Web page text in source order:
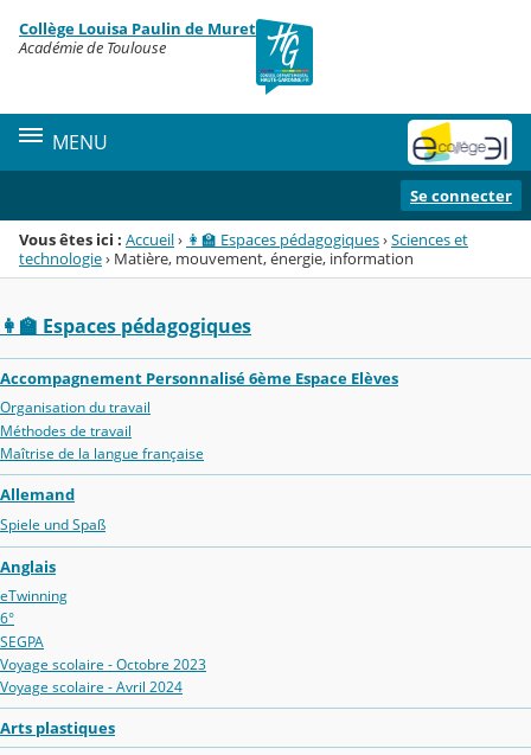
Menu de la rubrique
Contenu
Collège Louisa Paulin de Muret
Académie de Toulouse
MENU
Se connecter
Vous êtes ici : Accueil› 👩‍🏫 Espaces pédagogiques›Sciences et
technologie› Matière, mouvement, énergie, information
👩‍🏫 Espaces pédagogiques
Accompagnement Personnalisé 6ème Espace Elèves
Organisation du travail
Méthodes de travail
Maîtrise de la langue française
Allemand
Spiele und Spaß
Anglais
eTwinning
6°
SEGPA
Voyage scolaire - Octobre 2023
Voyage scolaire - Avril 2024
Arts plastiques